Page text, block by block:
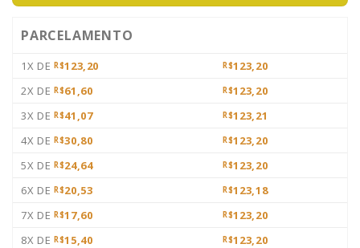
PARCELAMENTO
1X DE R$123,20 R$123,20
2X DE R$61,60 R$123,20
3X DE R$41,07 R$123,21
4X DE R$30,80 R$123,20
5X DE R$24,64 R$123,20
6X DE R$20,53 R$123,18
7X DE R$17,60 R$123,20
8X DE R$15,40 R$123,20